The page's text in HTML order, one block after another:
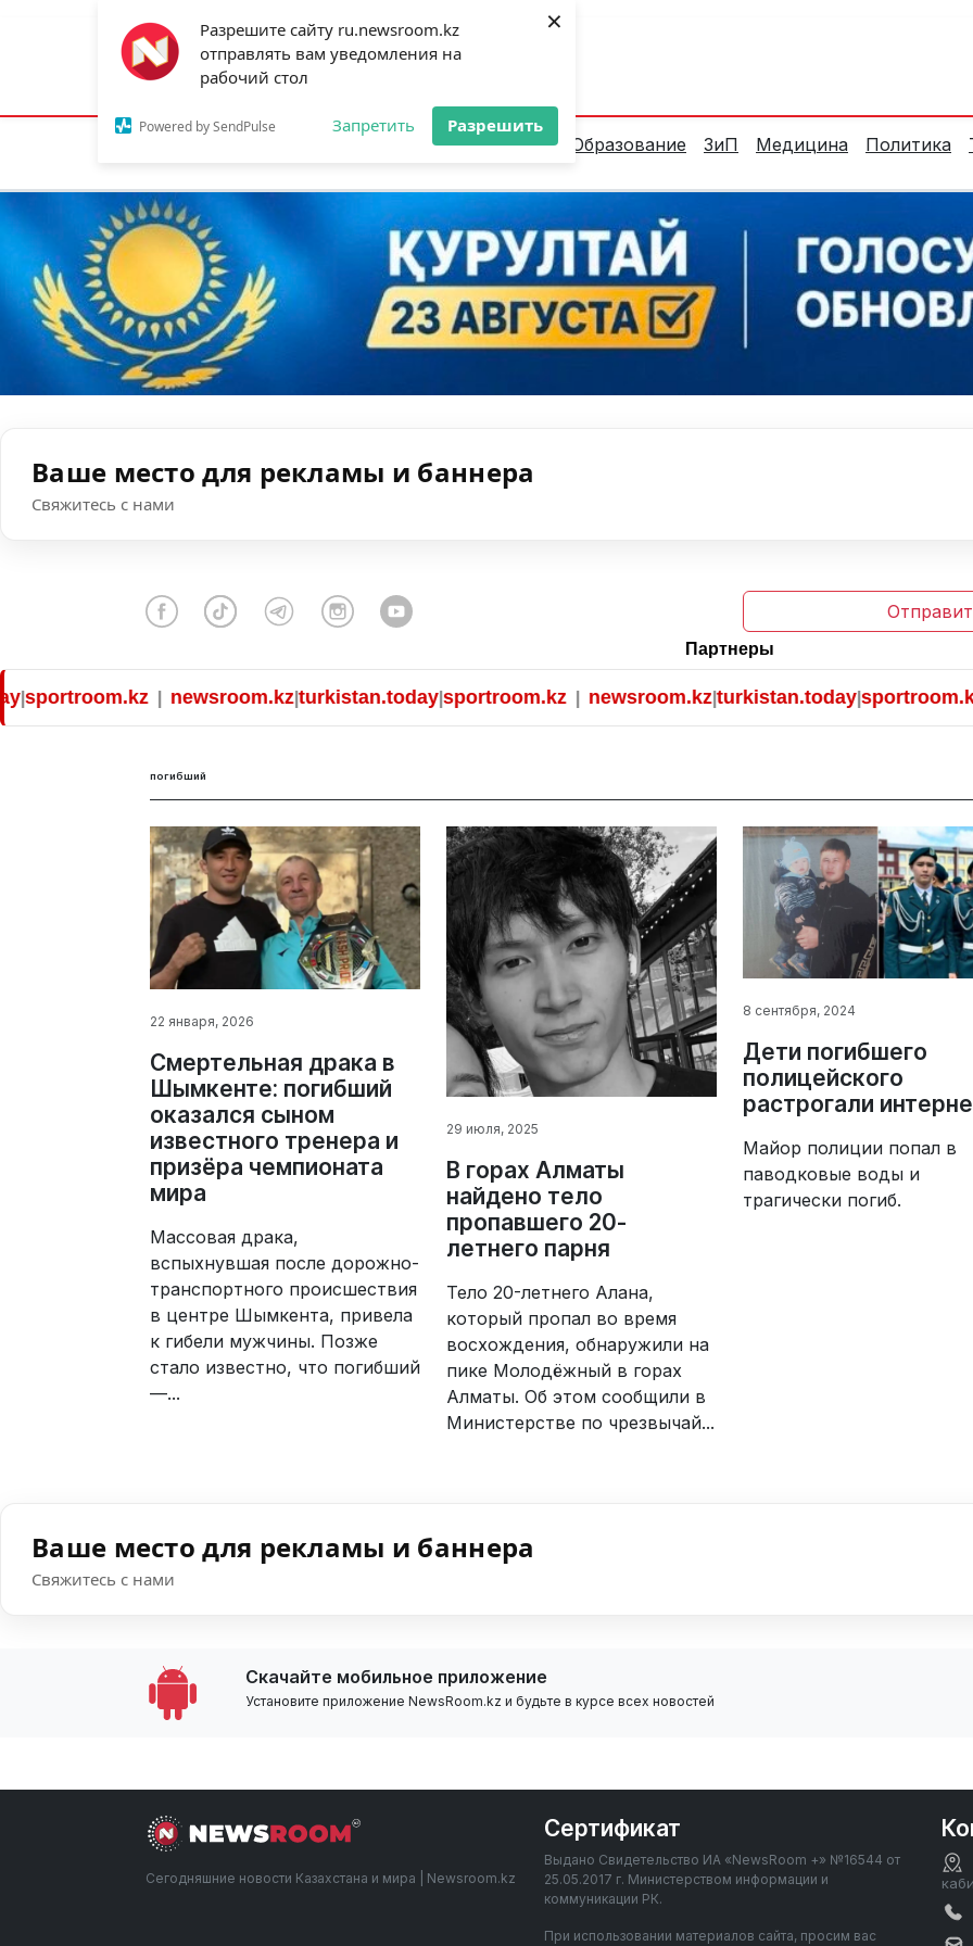
Разрешите сайту ru.newsroom.kz
отправлять вам уведомления на
рабочий стол
Powered by SendPulse Запретить Разрешить
×
Астана:24°C Алматы:29°C Шымкент:
Новости Аналитика Образование ЗиП Медицина Политика
Ваше место для рекламы и баннера
Свяжитесь с нами
Партнеры
|newsroom.kz|turkistan.today|sportroom.kz|newsroom.kz|turkistan.today|sportroom.kz
погибший
22 января, 2026
Смертельная драка в
Шымкенте: погибший
оказался сыном
известного тренера и
призёра чемпионата
мира
Массовая драка,
вспыхнувшая после дорожно-
транспортного происшествия
в центре Шымкента, привела
к гибели мужчины. Позже
стало известно, что погибший
—...
29 июля, 2025
В горах Алматы
найдено тело
пропавшего 20-
летнего парня
Тело 20-летнего Алана,
который пропал во время
восхождения, обнаружили на
пике Молодёжный в горах
Алматы. Об этом сообщили в
Министерстве по чрезвычай...
8 сентября, 2024
Дети погибшего
полицейского
растрогали
Майор полиции попал в
паводковые воды и
трагически погиб.
Ваше место для рекламы и баннера
Свяжитесь с нами
Скачайте мобильное приложение
Установите приложение NewsRoom.kz и будьте в курсе всех новостей
Сегодняшние новости Казахстана и мира | Newsroom.kz
Сертификат
Выдано Свидетельство ИА «NewsRoom +» №16544 от
25.05.2017 г. Министерством информации и
коммуникации РК.
При использовании материалов сайта, просим вас